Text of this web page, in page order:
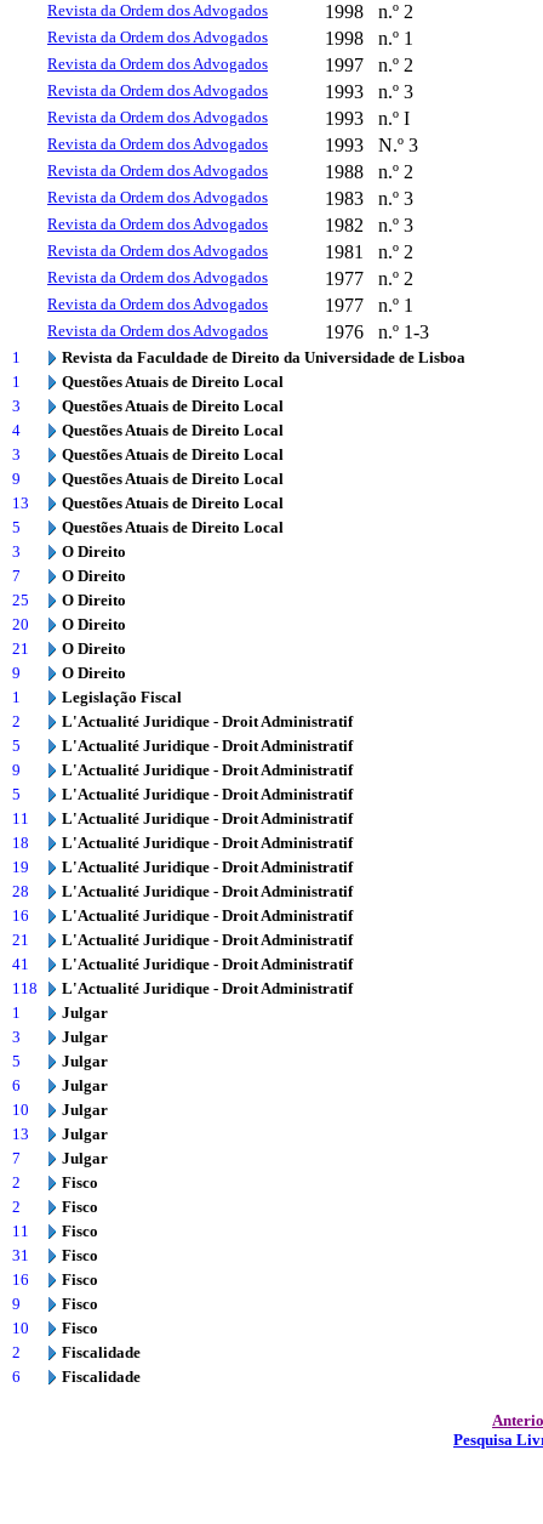
Revista da Ordem dos Advogados 1998 n.º 2
Revista da Ordem dos Advogados 1998 n.º 1
Revista da Ordem dos Advogados 1997 n.º 2
Revista da Ordem dos Advogados 1993 n.º 3
Revista da Ordem dos Advogados 1993 n.º I
Revista da Ordem dos Advogados 1993 N.º 3
Revista da Ordem dos Advogados 1988 n.º 2
Revista da Ordem dos Advogados 1983 n.º 3
Revista da Ordem dos Advogados 1982 n.º 3
Revista da Ordem dos Advogados 1981 n.º 2
Revista da Ordem dos Advogados 1977 n.º 2
Revista da Ordem dos Advogados 1977 n.º 1
Revista da Ordem dos Advogados 1976 n.º 1-3
1
Revista da Faculdade de Direito da Universidade de Lisboa
1
Questões Atuais de Direito Local
3
Questões Atuais de Direito Local
4
Questões Atuais de Direito Local
3
Questões Atuais de Direito Local
9
Questões Atuais de Direito Local
13
Questões Atuais de Direito Local
5
Questões Atuais de Direito Local
3
O Direito
7
O Direito
25
O Direito
20
O Direito
21
O Direito
9
O Direito
1
Legislação Fiscal
2
L'Actualité Juridique - Droit Administratif
5
L'Actualité Juridique - Droit Administratif
9
L'Actualité Juridique - Droit Administratif
5
L'Actualité Juridique - Droit Administratif
11
L'Actualité Juridique - Droit Administratif
18
L'Actualité Juridique - Droit Administratif
19
L'Actualité Juridique - Droit Administratif
28
L'Actualité Juridique - Droit Administratif
16
L'Actualité Juridique - Droit Administratif
21
L'Actualité Juridique - Droit Administratif
41
L'Actualité Juridique - Droit Administratif
118
L'Actualité Juridique - Droit Administratif
1
Julgar
3
Julgar
5
Julgar
6
Julgar
10
Julgar
13
Julgar
7
Julgar
2
Fisco
2
Fisco
11
Fisco
31
Fisco
16
Fisco
9
Fisco
10
Fisco
2
Fiscalidade
6
Fiscalidade
Pesquisa